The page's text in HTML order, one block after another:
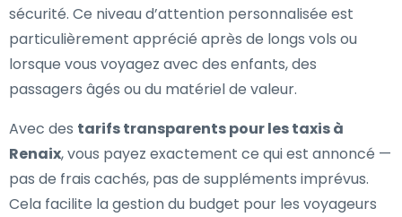
sécurité. Ce niveau d’attention personnalisée est
particulièrement apprécié après de longs vols ou
lorsque vous voyagez avec des enfants, des
passagers âgés ou du matériel de valeur.
Avec des tarifs transparents pour les taxis à
Renaix, vous payez exactement ce qui est annoncé —
pas de frais cachés, pas de suppléments imprévus.
Cela facilite la gestion du budget pour les voyageurs